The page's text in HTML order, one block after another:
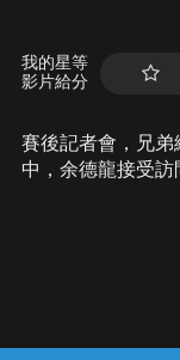
我的星等
影片給分
賽後記者會，兄
中，余德龍接受訪